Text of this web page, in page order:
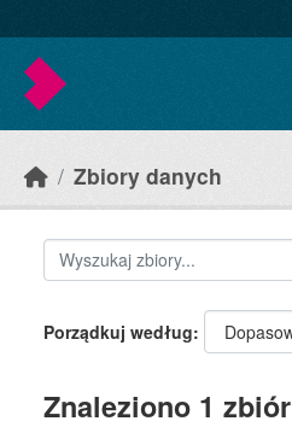
Zbiory danych
Porządkuj według
Znaleziono 1 zbiór